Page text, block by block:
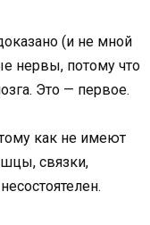
(и не мной
нервы, потому что
Это — первое.
как не имеют
связки,